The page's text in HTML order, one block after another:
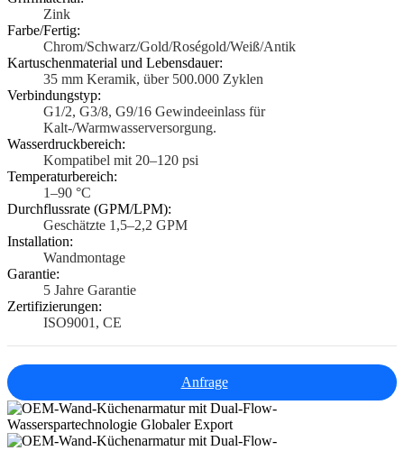
Zink
Farbe/Fertig:
Chrom/Schwarz/Gold/Roségold/Weiß/Antik
Kartuschenmaterial und Lebensdauer:
35 mm Keramik, über 500.000 Zyklen
Verbindungstyp:
G1/2, G3/8, G9/16 Gewindeeinlass für
Kalt-/Warmwasserversorgung.
Wasserdruckbereich:
Kompatibel mit 20–120 psi
Temperaturbereich:
1–90 °C
Durchflussrate (GPM/LPM):
Geschätzte 1,5–2,2 GPM
Installation:
Wandmontage
Garantie:
5 Jahre Garantie
Zertifizierungen:
ISO9001, CE
Anfrage